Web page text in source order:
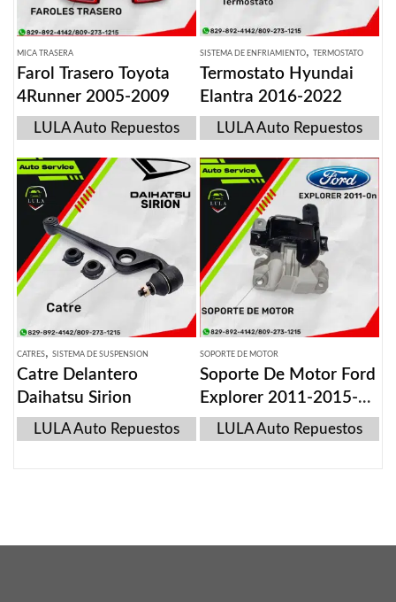
MICA TRASERA
Farol Trasero Toyota
4Runner 2005-2009
LULA Auto Repuestos
SISTEMA DE ENFRIAMIENTO, TERMOSTATO
Termostato Hyundai
Elantra 2016-2022
LULA Auto Repuestos
CATRES, SISTEMA DE SUSPENSION
Catre Delantero
Daihatsu Sirion
LULA Auto Repuestos
SOPORTE DE MOTOR
Soporte De Motor Ford
Explorer 2011-2015-
OnLULA Auto Repuestos